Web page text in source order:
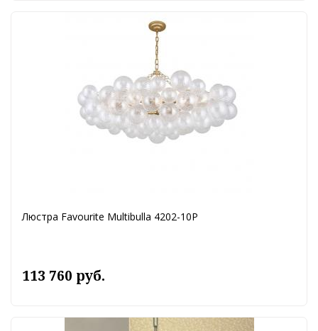
Люстра Favourite Multibulla 4202-10P
113 760 руб.